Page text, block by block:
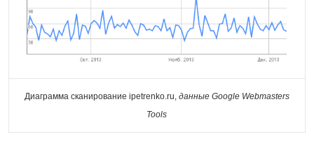
Диаграмма сканирование ipetrenko.ru, данные Google Webmasters
Tools